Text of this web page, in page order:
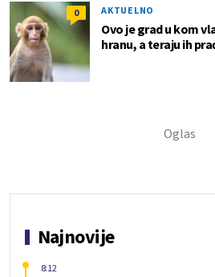
0 AKTUELNO
Ovo je grad u kom
hranu, a teraju ih
Najnovije
8:12